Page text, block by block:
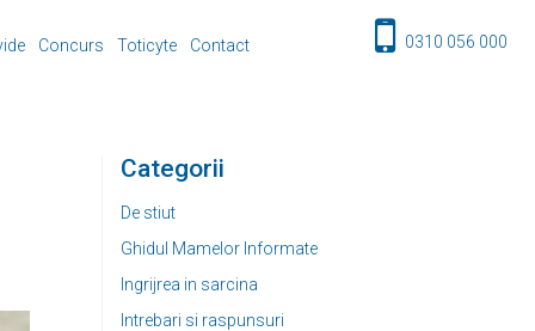
Concurs Toticyte Contact 0310 056 000
Categorii
De stiut
Ghidul Mamelor Informate
Ingrijrea in sarcina
Intrebari si raspunsuri